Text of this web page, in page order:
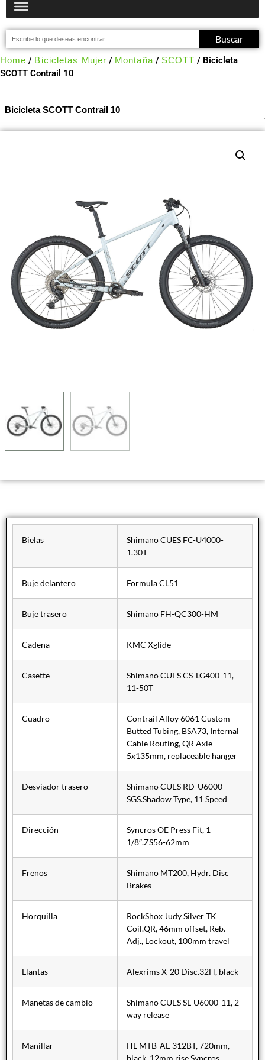
Buscar
Home / Bicicletas Mujer / Montaña/ SCOTT / Bicicleta
SCOTT Contrail 10
Bicicleta SCOTT Contrail 10
Bielas
Shimano CUES FC-U4000-
1.30T
Buje delantero Formula CL51
Buje trasero Shimano FH-QC300-HM
Cadena KMC Xglide
Casette
Shimano CUES CS-LG400-11,
11-50T
Cuadro
Contrail Alloy 6061 Custom
Butted Tubing, BSA73, Internal
Cable Routing, QR Axle
5x135mm, replaceable hanger
Desviador trasero
Shimano CUES RD-U6000-
SGS.Shadow Type, 11 Speed
Dirección
Syncros OE Press Fit, 1
1/8″.ZS56-62mm
Frenos
Shimano MT200, Hydr. Disc
Brakes
Horquilla
RockShox Judy Silver TK
Coil.QR, 46mm offset, Reb.
Adj., Lockout, 100mm travel
Llantas Alexrims X-20 Disc.32H, black
Manetas de cambio
Shimano CUES SL-U6000-11, 2
way release
Manillar
HL MTB-AL-312BT, 720mm,
black, 12mm rise.Syncros